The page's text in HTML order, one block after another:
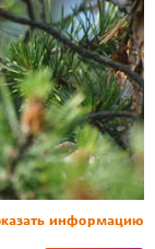
информацию